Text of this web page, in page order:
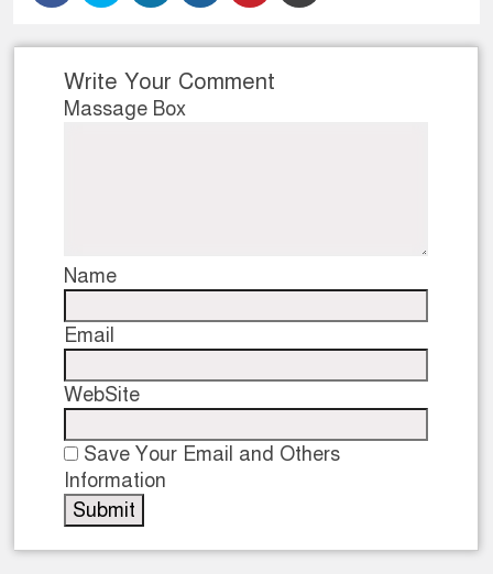
Write Your Comment
Massage Box
Name
Email
WebSite
Save Your Email and Others
Information